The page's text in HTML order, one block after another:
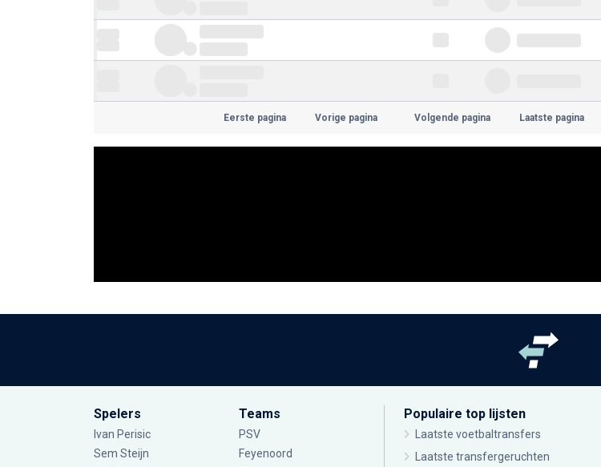
Eerste pagina Vorige pagina Volgende pagina Laatste pagina
Spelers
Ivan Perisic
Sem Steijn
Teams
PSV
Feyenoord
Populaire top lijsten
Laatste voetbaltransfers
Laatste transfergeruchten